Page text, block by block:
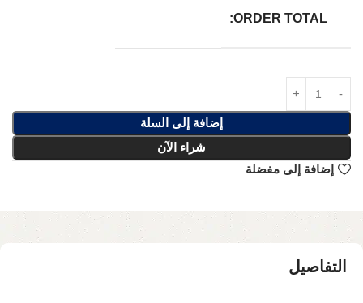
ORDER TOTAL:
إضافة إلى السلة
شراء الآن
إضافة إلى مفضلة
التفاصيل